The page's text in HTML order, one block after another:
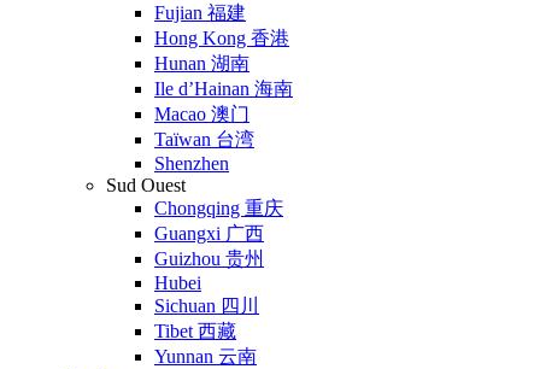
Fujian 福建
Hong Kong 香港
Hunan 湖南
Ile d’Hainan 海南
Macao 澳门
Taïwan 台湾
Shenzhen
Sud Ouest
Chongqing 重庆
Guangxi 广西
Guizhou 贵州
Hubei
Sichuan 四川
Tibet 西藏
Yunnan 云南